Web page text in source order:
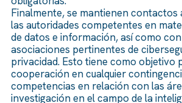
Finalmente, se mantienen
las autoridades competentes en
de datos e información, así como
asociaciones pertinentes de
privacidad. Esto tiene como objetivo
cooperación en cualquier
competencias en relación con las
investigación en el campo de la